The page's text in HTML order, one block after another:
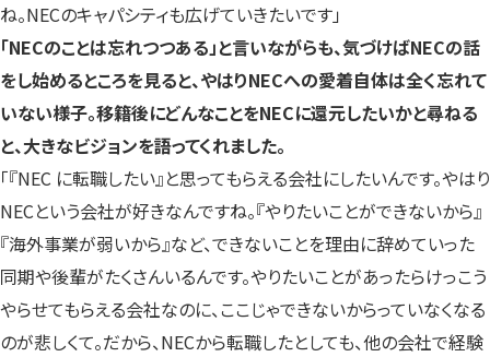
ね。NECのキャパシティも広げていきたいです」
「NECのことは忘れつつある」と言いながらも、気づけばNECの話
をし始めるところを見ると、やはりNECへの愛着自体は全く忘れて
いない様子。移籍後にどんなことをNECに還元したいかと尋ねる
と、大きなビジョンを語ってくれました。
「『NEC に転職したい』と思ってもらえる会社にしたいんです。やはり
NECという会社が好きなんですね。『やりたいことができないから』
『海外事業が弱いから』など、できないことを理由に辞めていった
同期や後輩がたくさんいるんです。やりたいことがあったらけっこう
やらせてもらえる会社なのに、ここじゃできないからっていなくなる
のが悲しくて。だから、NECから転職したとしても、他の会社で経験